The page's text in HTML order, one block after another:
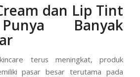
dan Lip Tint
Banyak
terus meningkat, produk
pasar besar terutama pada